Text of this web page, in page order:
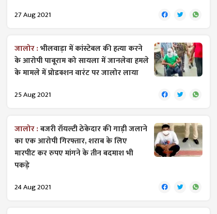
27 Aug 2021
जालोर :भीलवाड़ा में कांस्टेबल की हत्या करने
के आरोपी पाबूराम को सायला में जानलेवा हमले
के मामले में प्रोडक्शन वारंट पर जालोर लाया
25 Aug 2021
जालोर :बजरी रॉयल्टी ठेकेदार की गाड़ी जलाने
का एक आरोपी गिरफ्तार, शराब के लिए
मारपीट कर रुपए मांगने के तीन बदमाश भी
पकड़े
24 Aug 2021